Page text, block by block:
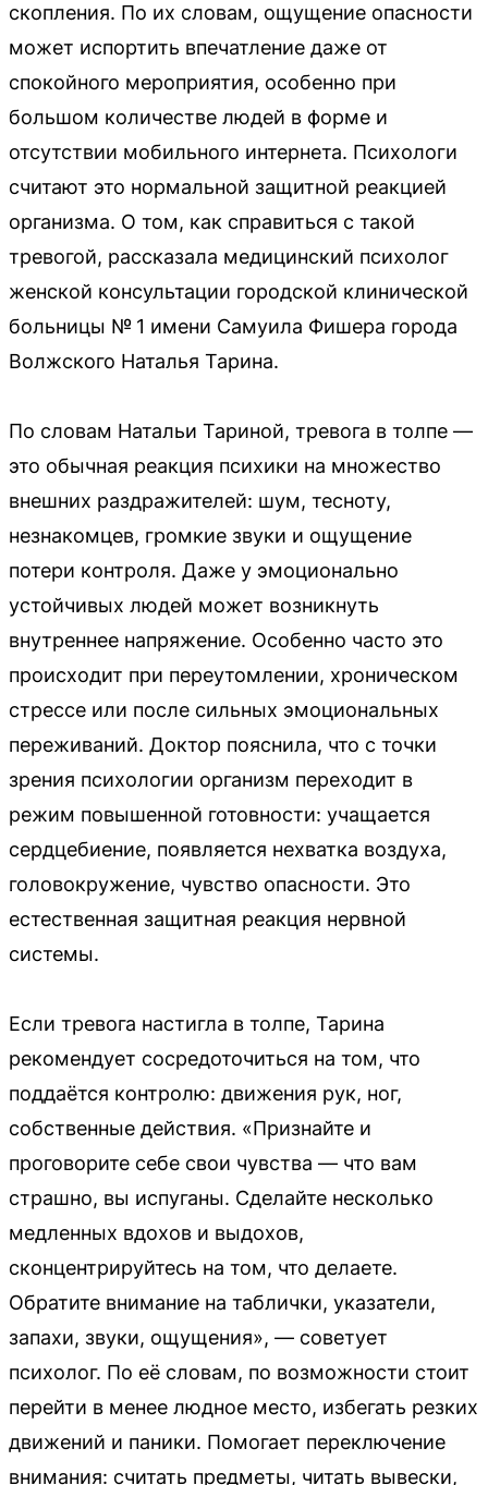
скопления. По их словам, ощущение опасности
может испортить впечатление даже от
спокойного мероприятия, особенно при
большом количестве людей в форме и
отсутствии мобильного интернета. Психологи
считают это нормальной защитной реакцией
организма. О том, как справиться с такой
тревогой, рассказала медицинский психолог
женской консультации городской клинической
больницы № 1 имени Самуила Фишера города
Волжского Наталья Тарина.
По словам Натальи Тариной, тревога в толпе —
это обычная реакция психики на множество
внешних раздражителей: шум, тесноту,
незнакомцев, громкие звуки и ощущение
потери контроля. Даже у эмоционально
устойчивых людей может возникнуть
внутреннее напряжение. Особенно часто это
происходит при переутомлении, хроническом
стрессе или после сильных эмоциональных
переживаний. Доктор пояснила, что с точки
зрения психологии организм переходит в
режим повышенной готовности: учащается
сердцебиение, появляется нехватка воздуха,
головокружение, чувство опасности. Это
естественная защитная реакция нервной
системы.
Если тревога настигла в толпе, Тарина
рекомендует сосредоточиться на том, что
поддаётся контролю: движения рук, ног,
собственные действия. «Признайте и
проговорите себе свои чувства — что вам
страшно, вы испуганы. Сделайте несколько
медленных вдохов и выдохов,
сконцентрируйтесь на том, что делаете.
Обратите внимание на таблички, указатели,
запахи, звуки, ощущения», — советует
психолог. По её словам, по возможности стоит
перейти в менее людное место, избегать резких
движений и паники. Помогает переключение
внимания: считать предметы, читать вывески,